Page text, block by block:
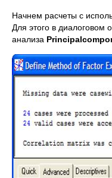
Начнем расчеты с
Для этого в диалоговом
анализа Principal